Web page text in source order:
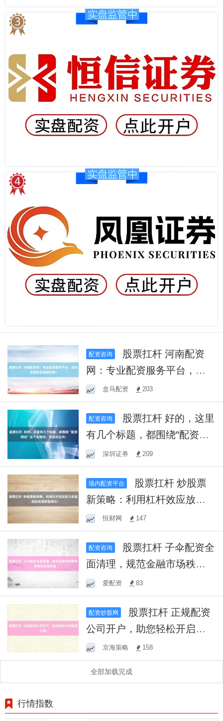
配资咨询
网：专业配资服务平台，助
您实现财富增值梦想！
盒马配资 203
配资咨询
有几个标题，都围绕“配资网
站”这个关键词，并且在以
内：
深圳证券 209
场内配资平台
新策略：利用杠杆效应放大
收益，轻松实现财富增长！
恒财网 147
配资咨询
面清理，规范金融市场秩
序，保障投资者权益
爱配资 83
配资炒股网
公司开户，助您轻松开启投
资之路！
京海策略 158
全部加载完成
行情指数